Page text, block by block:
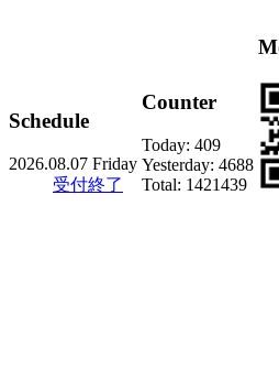
Schedule
2026.08.07 Friday
受付終了
Counter
Today: 409
Yesterday: 4688
Total: 1421439